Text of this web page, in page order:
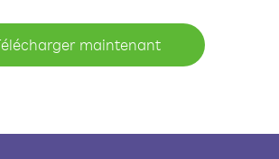
maintenant